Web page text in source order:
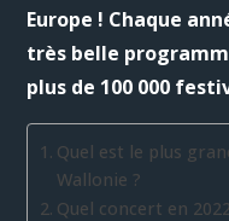
Europe ! Chaque
très belle
plus de 100 000
Quel est le plus
Wallonie ?
Quel concert en